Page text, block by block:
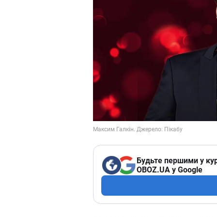
Будьте першими у
OBOZ.UA у Google